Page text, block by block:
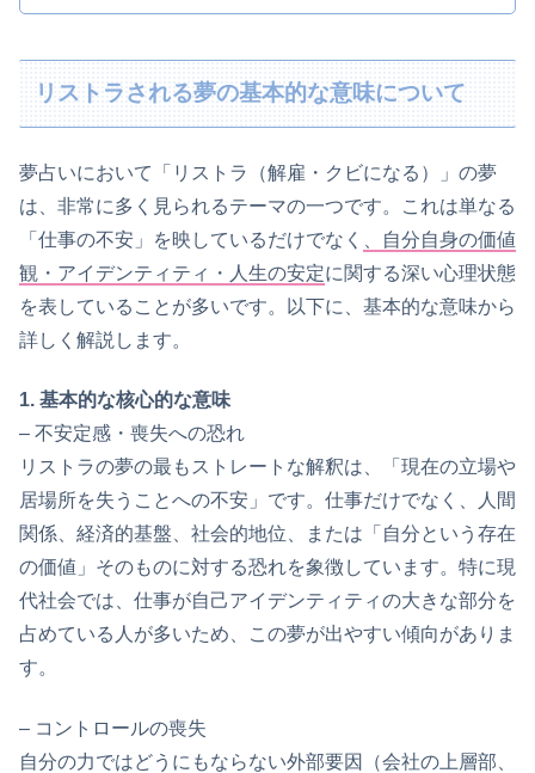
リストラされる夢の基本的な意味について
夢占いにおいて「リストラ（解雇・クビになる）」の夢
は、非常に多く見られるテーマの一つです。これは単なる
「仕事の不安」を映しているだけでなく
、自分自身の価値
観・アイデンティティ・人生の安定に関する深い心理状態
を表していることが多いです。以下に、基本的な意味から
詳しく解説します。
1. 基本的な核心的な意味
– 不安定感・喪失への恐れ
リストラの夢の最もストレートな解釈は、「現在の立場や
居場所を失うことへの不安」です。仕事だけでなく、人間
関係、経済的基盤、社会的地位、または「自分という存在
の価値」そのものに対する恐れを象徴しています。特に現
代社会では、仕事が自己アイデンティティの大きな部分を
占めている人が多いため、この夢が出やすい傾向がありま
す。
– コントロールの喪失
自分の力ではどうにもならない外部要因（会社の上層部、